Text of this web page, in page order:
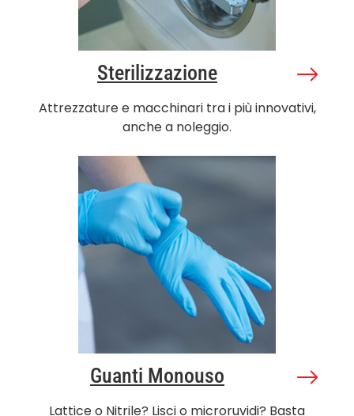
Sterilizzazione
Attrezzature e macchinari tra i più innovativi,
anche a noleggio.
Guanti Monouso
Lattice o Nitrile? Lisci o microruvidi? Basta